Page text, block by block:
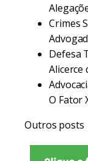
Crimes
Defesa
Alicerce
O Fator
Outros posts